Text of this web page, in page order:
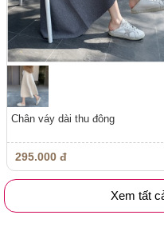
Chân váy dài thu đông
295.000 đ
Xem tất